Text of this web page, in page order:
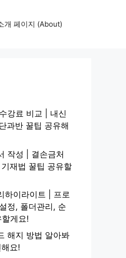
개 페이지 (About)
강료 비교 | 내신
과반 꿀팁 공유해
작성 | 결손금처
재법 꿀팁 공유할
하이라이트 | 프로
정, 폴더관리, 순
게요!
해지 방법 알아봐
요!